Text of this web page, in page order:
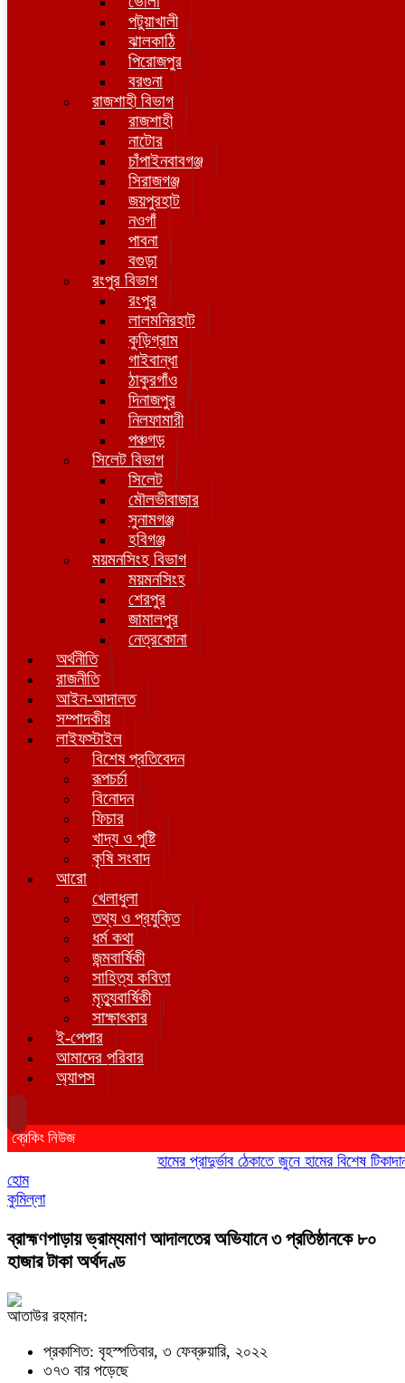
পটুয়াখালী
ঝালকাঠি
পিরোজপুর
বরগুনা
রাজশাহী বিভাগ
রাজশাহী
নাটোর
চাঁপাইনবাবগঞ্জ
সিরাজগঞ্জ
জয়পুরহাট
নওগাঁ
পাবনা
বগুড়া
রংপুর বিভাগ
রংপুর
লালমনিরহাট
কুড়িগ্রাম
গাইবান্ধা
ঠাকুরগাঁও
দিনাজপুর
নিলফামারী
পঞ্চগড়
সিলেট বিভাগ
সিলেট
মৌলভীবাজার
সুনামগঞ্জ
হবিগঞ্জ
ময়মনসিংহ বিভাগ
ময়মনসিংহ
শেরপুর
জামালপুর
নেত্রকোনা
অর্থনীতি
রাজনীতি
আইন-আদালত
সম্পাদকীয়
লাইফস্টাইল
বিশেষ প্রতিবেদন
রূপচর্চা
বিনোদন
ফিচার
খাদ্য ও পুষ্টি
কৃষি সংবাদ
আরো
খেলাধুলা
তথ্য ও প্রযুক্তি
ধর্ম কথা
জন্মবার্ষিকী
সাহিত্য কবিতা
মৃত্যুবার্ষিকী
সাক্ষাৎকার
ই-পেপার
আমাদের পরিবার
অ্যাপস
ব্রেকিং নিউজ
হামের প্রাদুর্ভাব ঠেকাতে জুনে হামের বিশেষ টিকাদান;
হোম
কুমিল্লা
ব্রাহ্মণপাড়ায় ভ্রাম্যমাণ আদালতের অভিযানে ৩ প্রতিষ্ঠানকে ৮০
হাজার টাকা অর্থদণ্ড
আতাউর রহমান:
প্রকাশিত: বৃহস্পতিবার, ৩ ফেব্রুয়ারি, ২০২২
৩৭৩ বার পড়েছে